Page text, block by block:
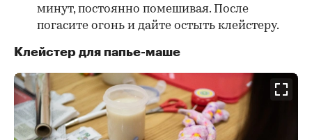
минут, постоянно помешивая. После
погасите огонь и дайте остыть клейстеру.
Клейстер для папье-маше